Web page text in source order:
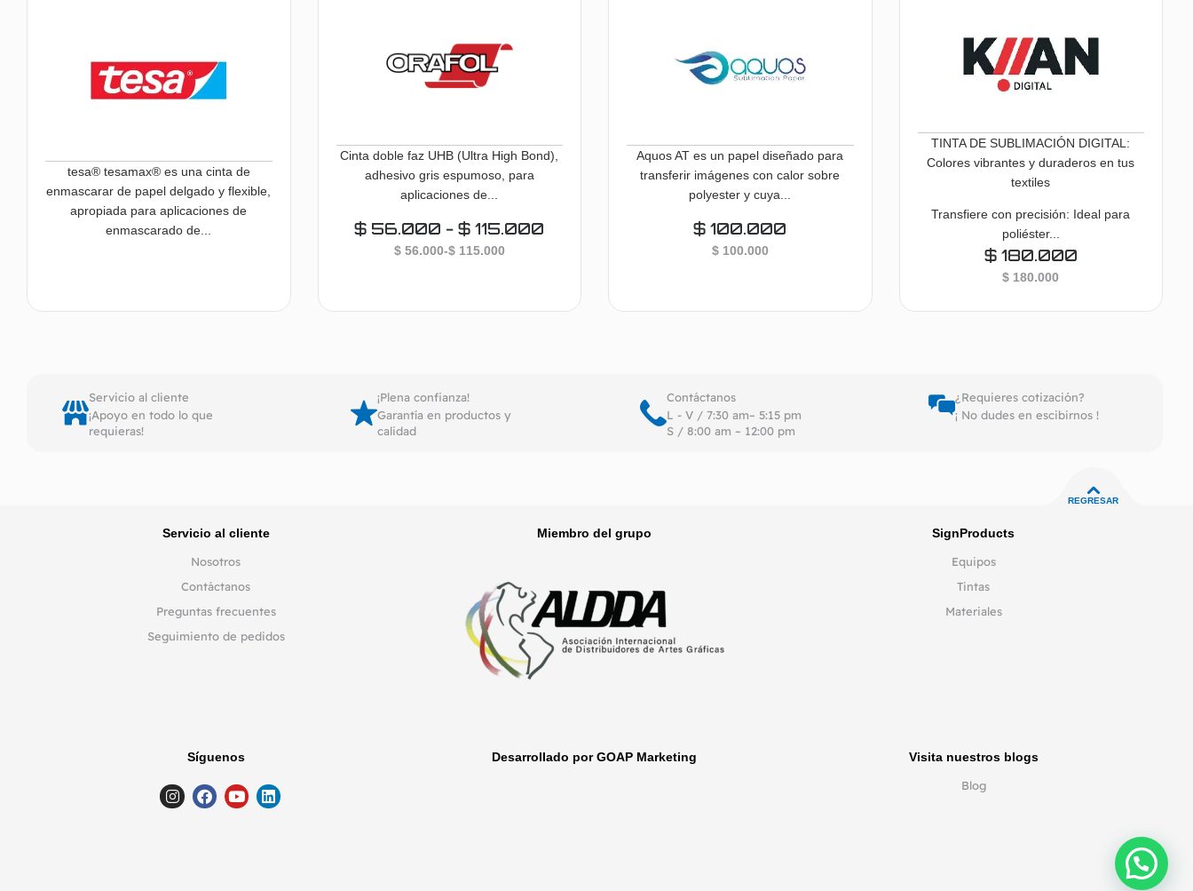
tesa® tesamax® es una cinta de
enmascarar de papel delgado y flexible,
apropiada para aplicaciones de
enmascarado de...
Cinta doble faz UHB (Ultra High Bond),
adhesivo gris espumoso, para
aplicaciones de...
$ 56.000 - $ 115.000
$56.000-$115.000
Aquos AT es un papel diseñado para
transferir imágenes con calor sobre
polyester y cuya...
$ 100.000
$100.000
TINTA DE SUBLIMACIÓN DIGITAL:
Colores vibrantes y duraderos en tus
textiles
Transfiere con precisión: Ideal para
poliéster...
$180.000
$ 180.000
Servicio al cliente
¡Apoyo en todo lo que
requieras!
¡Plena confianza!
Garantía en productos y
calidad
Contáctanos
L - V / 7:30 am– 5:15 pm
S / 8:00 am – 12:00 pm
¿Requieres cotización?
¡ No dudes en escibirnos !
REGRESAR
Servicio al cliente
Nosotros
Contáctanos
Preguntas frecuentes
Seguimiento de pedidos
Miembro del grupo
SignProducts
Equipos
Tintas
Materiales
Síguenos Desarrollado por GOAP Marketing
Visita nuestros blogs
Blog